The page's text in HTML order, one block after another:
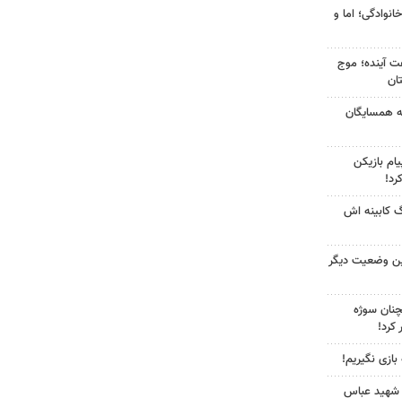
اما و
کشور در ۷۲ ساعت آینده؛ موج
همسایگان
بازیکن
کابینه اش
وضعیت دیگر
سوژه
کرد!
بازی نگیریم!
شهید عباس